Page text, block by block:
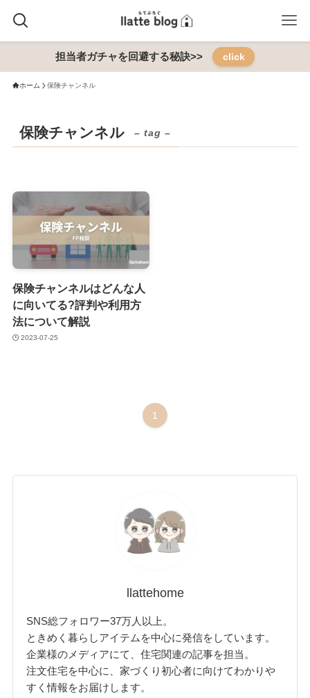
担当者ガチャを回避する秘訣>> click
ホーム 保険チャンネル
保険チャンネル – tag –
保険チャンネルはどんな人
に向いてる?評判や利用方
法について解説
2023-07-25
1
llattehome
SNS総フォロワー37万人以上。
ときめく暮らしアイテムを中心に発信をしています。
企業様のメディアにて、住宅関連の記事を担当。
注文住宅を中心に、家づくり初心者に向けてわかりや
すく情報をお届けします。